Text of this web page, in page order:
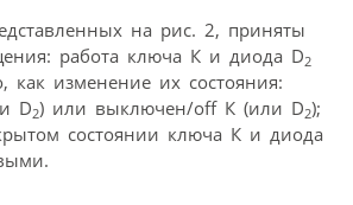
на рис. 2, приняты
работа ключа К и диода D2
как изменение их состояния:
D2) или выключен/off К (или D2);
состоянии ключа К и диода